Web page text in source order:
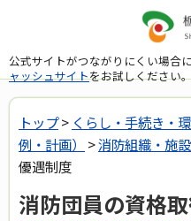
公式サイトがつながりにくい場合
ャッシュサイトをお試しください
トップ> くらし・手続き・
例・計画）
>消防組織・施設
優遇制度
消防団員の資格